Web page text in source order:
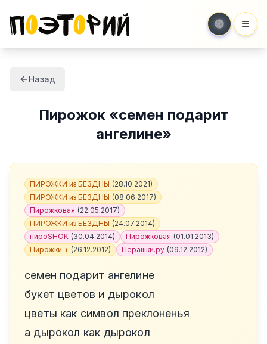
Назад
Пирожок«семен подарит
ангелине»
ПИРОЖКИ из БЕЗДНЫ (28.10.2021)
ПИРОЖКИ из БЕЗДНЫ (08.06.2017)
Пирожковая (22.05.2017)
ПИРОЖКИ из БЕЗДНЫ (24.07.2014)
пироSHOK (30.04.2014) Пирожковая (01.01.2013)
Пирожки + (26.12.2012) Перашки.ру (09.12.2012)
семен подарит ангелине
букет цветов и дырокол
цветы как символ преклоненья
а дырокол как дырокол